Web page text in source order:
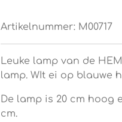
Artikelnummer: M00717
Leuke lamp van de
lamp. WIt ei op blauwe
De lamp is 20 cm hoog
cm.